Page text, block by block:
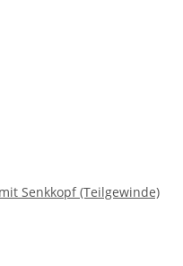
Senkkopf (Teilgewinde)